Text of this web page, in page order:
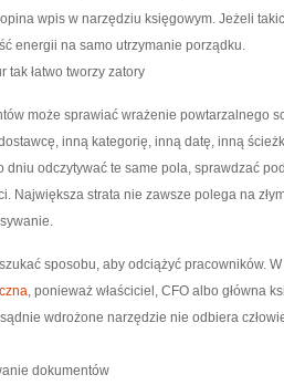
wpis w narzędziu księgowym. Jeżeli
energii na samo utrzymanie porządku.
tak łatwo tworzy zatory
może sprawiać wrażenie powtarzalnego
inną kategorię, inną datę, inną
dniu odczytywać te same pola, sprawdzać
Największa strata nie zawsze polega na
sposobu, aby odciążyć pracowników.
, ponieważ właściciel, CFO albo główna
wdrożone narzędzie nie odbiera
dokumentów